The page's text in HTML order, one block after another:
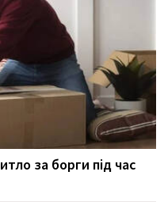
за борги під час